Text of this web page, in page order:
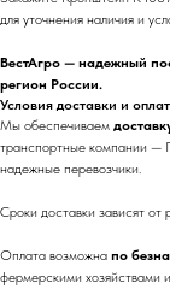
для уточнения наличия и
ВестАгро — надежный
регион России.
Условия доставки и
Мы обеспечиваем
транспортные компании —
надежные перевозчики.
Сроки доставки зависят от
Оплата возможна по
фермерскими хозяйствами